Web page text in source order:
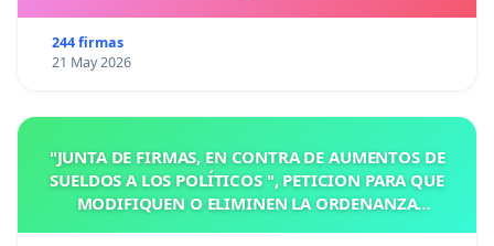
244 firmas
21 May 2026
"JUNTA DE FIRMAS, EN CONTRA DE AUMENTOS DE
SUELDOS A LOS POLÍTICOS ", PETICION PARA QUE
MODIFIQUEN O ELIMINEN LA ORDENANZA